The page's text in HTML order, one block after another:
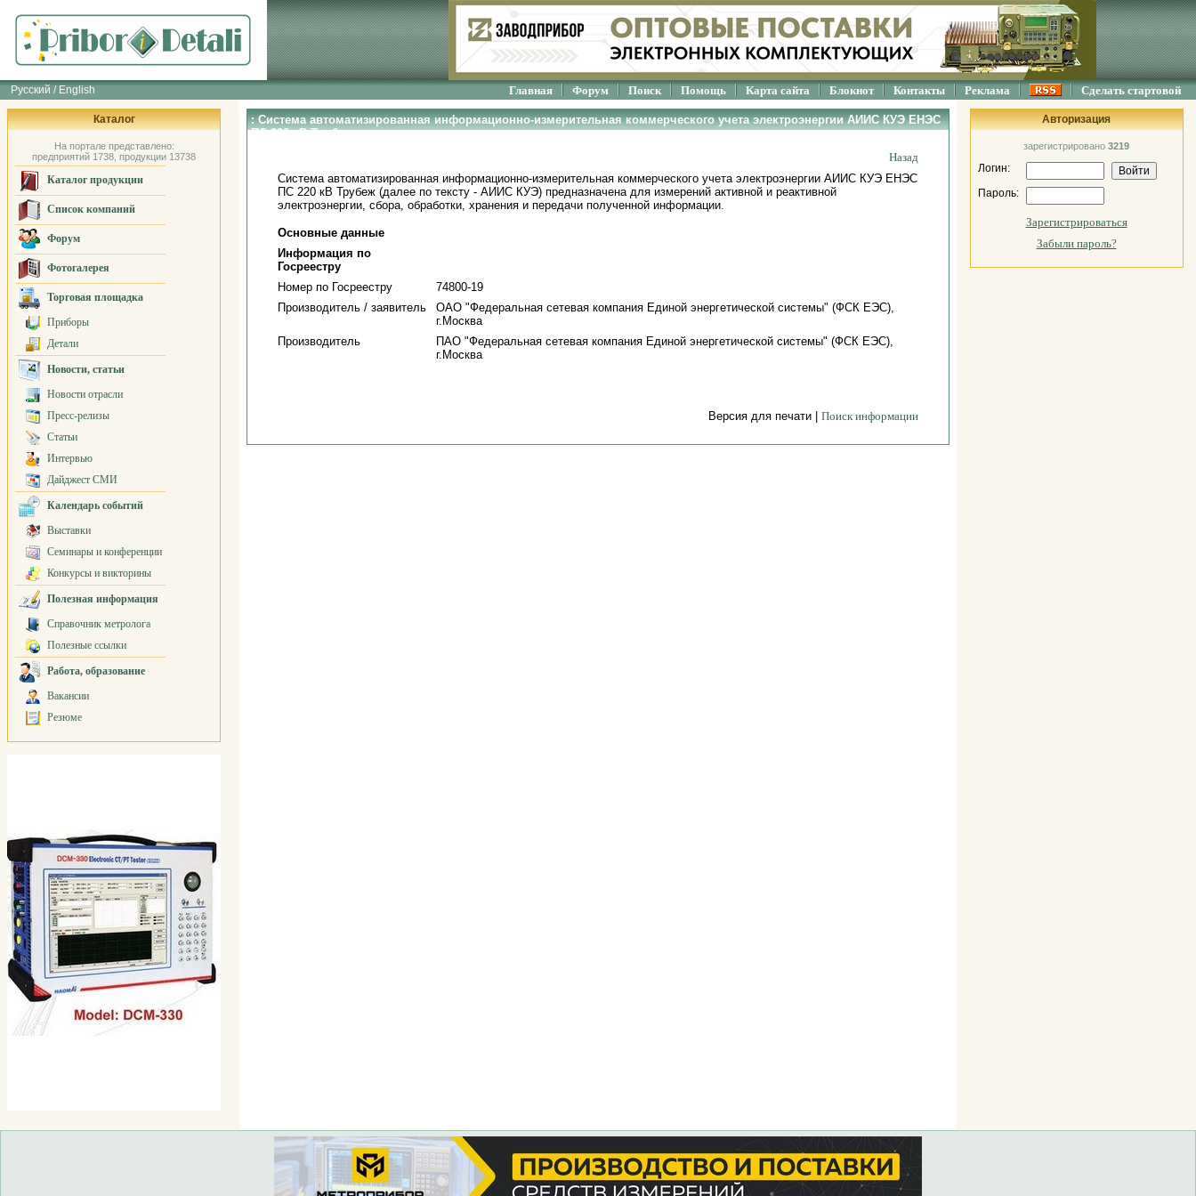
Русский / English Главная Форум Поиск Помощь Карта сайта Блокнот Контакты Реклама Сделать стартовой
Каталог
На портале представлено:
предприятий 1738, продукции 13738
Каталог продукции
Список компаний
Форум
Фотогалерея
Торговая площадка
Приборы
Детали
Новости, статьи
Новости отрасли
Пресс-релизы
Статьи
Интервью
Дайджест СМИ
Календарь событий
Выставки
Семинары и конференции
Конкурсы и викторины
Полезная информация
Справочник метролога
Полезные ссылки
Работа, образование
Вакансии
Резюме
: Система автоматизированная информационно-измерительная коммерческого учета электроэнергии АИИС КУЭ ЕНЭС
ПС 220 кВ Трубеж
Назад
Система автоматизированная информационно-измерительная коммерческого учета электроэнергии АИИС КУЭ ЕНЭС
ПС 220 кВ Трубеж (далее по тексту - АИИС КУЭ) предназначена для измерений активной и реактивной
электроэнергии, сбора, обработки, хранения и передачи полученной информации.
Основные данные
Информация по
Госреестру
Номер по Госреестру
74800-19
Производитель / заявитель
ОАО "Федеральная сетевая компания Единой энергетической системы" (ФСК ЕЭС),
г.Москва
Производитель
ПАО "Федеральная сетевая компания Единой энергетической системы" (ФСК ЕЭС),
г.Москва
Версия для печати | Поиск информации
Авторизация
зарегистрировано 3219
Логин:
Пароль:
Зарегистрироваться
Забыли пароль?